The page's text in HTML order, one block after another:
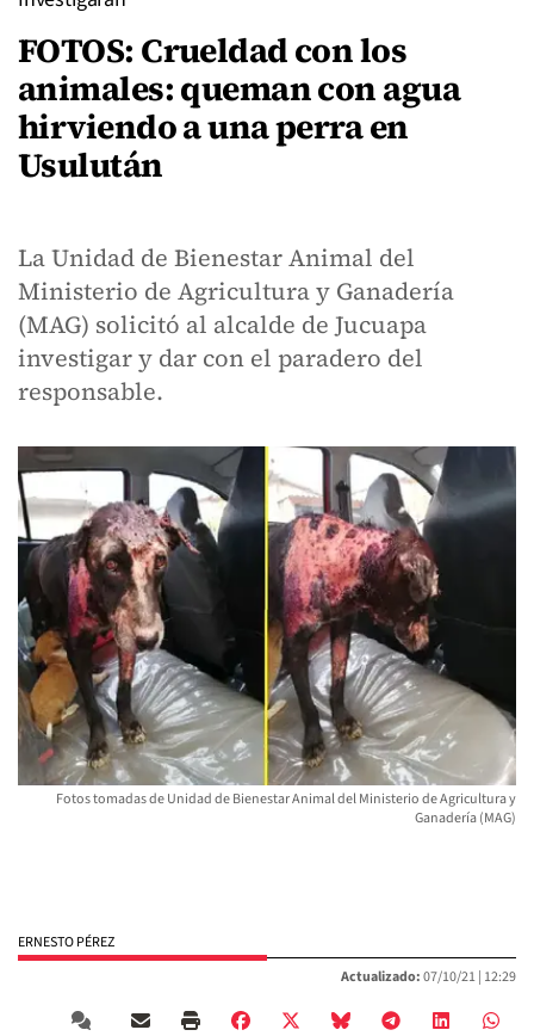
FOTOS: Crueldad con los
animales: queman con agua
hirviendo a una perra en
Usulután
La Unidad de Bienestar Animal del
Ministerio de Agricultura y Ganadería
(MAG) solicitó al alcalde de Jucuapa
investigar y dar con el paradero del
responsable.
Fotos tomadas de Unidad de Bienestar Animal del Ministerio de Agricultura y
Ganadería (MAG)
ERNESTO PÉREZ
Actualizado:07/10/21 | 12:29